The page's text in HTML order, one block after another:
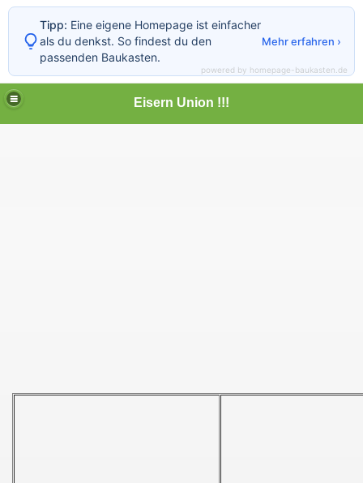
Eisern Union !!!
Tipp: Eine eigene Homepage ist einfacher
als du denkst. So findest du den
passenden Baukasten.
Mehr erfahren ›
powered by homepage-baukasten.de